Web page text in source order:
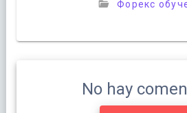
Форекс
No hay